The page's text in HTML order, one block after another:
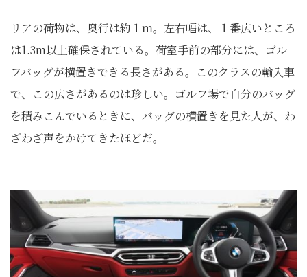
リアの荷物は、奥行は約１ｍ。左右幅は、１番広いところ
は1.3m以上確保されている。荷室手前の部分には、ゴル
フバッグが横置きできる長さがある。このクラスの輸入車
で、この広さがあるのは珍しい。ゴルフ場で自分のバッグ
を積みこんでいるときに、バッグの横置きを見た人が、わ
ざわざ声をかけてきたほどだ。